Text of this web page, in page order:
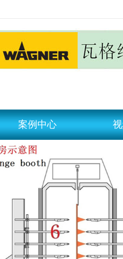
案例中心